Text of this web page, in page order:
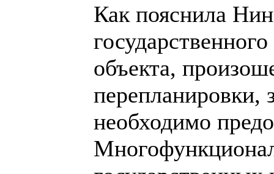
Как пояснила
объекта,
перепланировки,
необходимо